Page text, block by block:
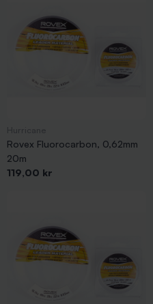
Rovex Fluorocarbon, 0,62mm
20m
Pris
119,00 kr